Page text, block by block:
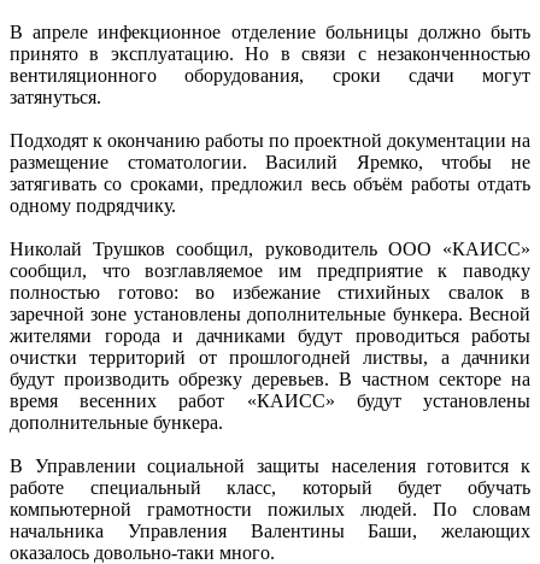
В апреле инфекционное отделение больницы должно быть
принято в эксплуатацию. Но в связи с незаконченностью
вентиляционного оборудования, сроки сдачи могут
затянуться.
Подходят к окончанию работы по проектной документации на
размещение стоматологии. Василий Яремко, чтобы не
затягивать со сроками, предложил весь объём работы отдать
одному подрядчику.
Николай Трушков сообщил, руководитель ООО «КАИСС»
сообщил, что возглавляемое им предприятие к паводку
полностью готово: во избежание стихийных свалок в
заречной зоне установлены дополнительные бункера. Весной
жителями города и дачниками будут проводиться работы
очистки территорий от прошлогодней листвы, а дачники
будут производить обрезку деревьев. В частном секторе на
время весенних работ «КАИСС» будут установлены
дополнительные бункера.
В Управлении социальной защиты населения готовится к
работе специальный класс, который будет обучать
компьютерной грамотности пожилых людей. По словам
начальника Управления Валентины Баши, желающих
оказалось довольно-таки много.